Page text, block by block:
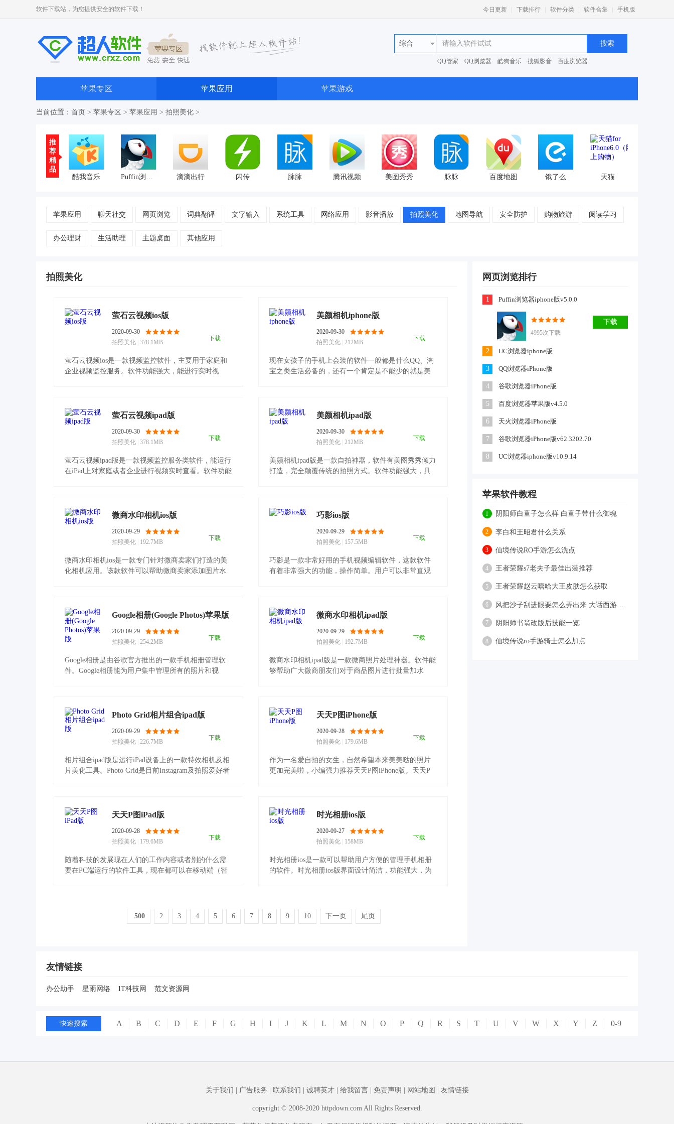
软件下载站，为您提供安全的软件下载！ 今日更新 下载排行 软件分类 软件合集 手机版
综合
QQ管家 QQ浏览器 酷狗音乐 搜狐影音
百度浏览器
苹果专区 苹果应用 苹果游戏
当前位置： 首页 > 苹果专区 > 苹果应用 > 拍照美化 >
推
荐
精
品
酷我音乐
Puffin浏览器 滴滴出行 闪传 脉脉 腾讯视频 美图秀秀 脉脉 百度地图 饿了么 天猫
苹果应用 聊天社交 网页浏览 词典翻译 文字输入 系统工具 网络应用 影音播放 拍照美化 地图导航 安全防护 购物旅游 阅读学习
办公理财 生活助理 主题桌面 其他应用
拍照美化
萤石云视频ios版
2020-09-30
拍照美化 378.1MB
下载
萤石云视频ios是一款视频监控软件，主要用于家庭和
企业视频监控服务。软件功能强大，能进行实时视
美颜相机iphone版
2020-09-30
拍照美化 212MB
下载
现在女孩子的手机上会装的软件一般都是什么QQ、淘
宝之类生活必备的，还有一个肯定是不能少的就是美
萤石云视频ipad版
2020-09-30
拍照美化 378.1MB
下载
萤石云视频ipad版是一款视频监控服务类软件，能运行
在iPad上对家庭或者企业进行视频实时查看。软件功能
美颜相机ipad版
2020-09-30
拍照美化 212MB
下载
美颜相机ipad版是一款自拍神器，软件有美图秀秀倾力
打造，完全颠覆传统的拍照方式。软件功能强大，具
微商水印相机ios版
2020-09-29
拍照美化
192.7MB
下载
微商水印相机ios是一款专门针对微商卖家们打造的美
化相机应用。该款软件可以帮助微商卖家添加图片水
巧影ios版
2020-09-29
拍照美化
157.5MB
下载
巧影是一款非常好用的手机视频编辑软件，这款软件
有着非常强大的功能，操作简单。用户可以非常直观
Google相册(Google Photos)苹果版
2020-09-29
拍照美化 254.2MB
下载
Google相册是由谷歌官方推出的一款手机相册管理软
件。Google相册能为用户集中管理所有的照片和视
微商水印相机ipad版
2020-09-29
拍照美化
192.7MB
下载
微商水印相机ipad版是一款微商照片处理神器。软件能
够帮助广大微商朋友们对于商品图片进行批量加水
Photo Grid相片组合ipad版
2020-09-29
拍照美化 226.7MB
下载
相片组合ipad版是运行iPad设备上的一款特效相机及相
片美化工具。Photo Grid是目前Instagram及拍照爱好者
天天P图iPhone版
2020-09-28
拍照美化
179.6MB
下载
作为一名爱自拍的女生，自然希望本来美美哒的照片
更加完美啦，小编强力推荐天天P图iPhone版。天天P
天天P图iPad版
2020-09-28
拍照美化
179.6MB
下载
随着科技的发展现在人们的工作内容或者别的什么需
要在PC端运行的软件工具，现在都可以在移动端（智
时光相册ios版
2020-09-27
拍照美化
158MB
下载
时光相册ios是一款可以帮助用户方便的管理手机相册
的软件。时光相册ios版界面设计简洁，功能强大，为
500 2 3 4 5 6 7 8 9 10 下一页 尾页
网页浏览排行
1 Puffin浏览器iphone版v5.0.0
4995次下载
下载
2 UC浏览器iphone版
3 QQ浏览器iPhone版
4 谷歌浏览器iPhone版
5 百度浏览器苹果版v4.5.0
6 天火浏览器iPhone版
7 谷歌浏览器iPhone版v62.3202.70
8 UC浏览器iphone版v10.9.14
苹果软件教程
1 阴阳师白童子怎么样 白童子带什么御魂
2 李白和王昭君什么关系
3 仙境传说RO手游怎么洗点
4 王者荣耀s7老夫子最佳出装推荐
5 王者荣耀赵云嘻哈大王皮肤怎么获取
6
7 阴阳师书翁改版后技能一览
8 仙境传说ro手游骑士怎么加点
友情链接
办公助手 星雨网络 IT科技网 范文资源网
快速搜索 A B C D E F G H I J K L M N O P Q R S T U V W X Y Z 0-9
关于我们 广告服务 联系我们 诚聘英才| 给我留言| 免责声明 网站地图 友情链接
copyright © 2008-2020 httpdown.com All Rights Reserved.